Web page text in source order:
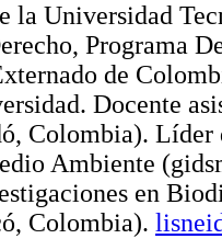
la Universidad
Programa
de
Docente
Colombia).
Ambiente
en
Colombia).